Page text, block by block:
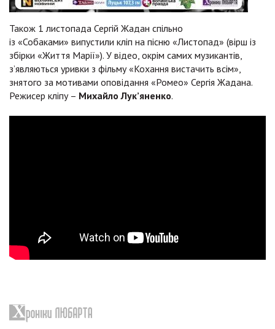
Також 1 листопада Сергій Жадан спільно
із «Собаками» випустили кліп на пісню «Листопад» (вірш із
збірки «Життя Марії»). У відео, окрім самих музикантів,
з’являються уривки з фільму «Кохання вистачить всім»,
знятого за мотивами оповідання «Ромео» Сергія Жадана.
Режисер кліпу – Михайло Лук’яненко.